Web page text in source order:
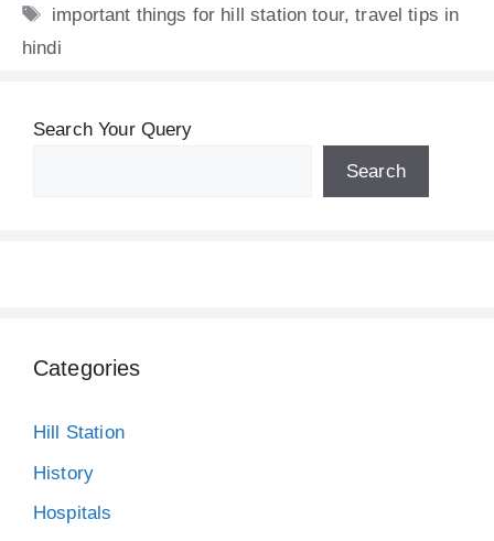
Tags
important things for hill station tour,travel tips in
hindi
Search Your Query
Search
Categories
Hill Station
History
Hospitals